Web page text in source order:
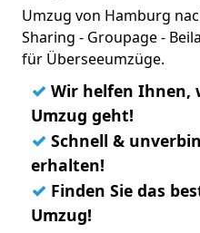
Umzug von Hamburg
Sharing - Groupage -
für Überseeumzüge.
✓ Wir helfen Ihnen,
Umzug geht!
✓ Schnell &
erhalten!
✓ Finden Sie das
Umzug!